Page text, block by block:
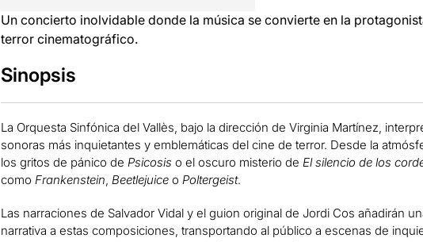
Un concierto inolvidable donde la música se convierte en la
terror cinematográfico.
Sinopsis
La Orquesta Sinfónica del Vallès, bajo la dirección de Virginia Martínez,
sonoras más inquietantes y emblemáticas del cine de terror. Desde la
los gritos de pánico de Psicosis o el oscuro misterio de El silencio de los
como Frankenstein Beetlejuiceo Poltergeist.
Las narraciones de Salvador Vidal y el guion original de Jordi Cos añadirán
narrativa a estas composiciones, transportando al público a escenas de